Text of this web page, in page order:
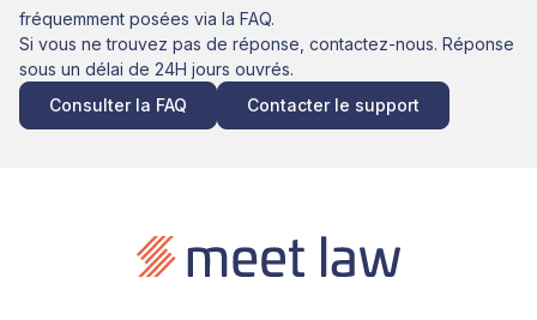
fréquemment posées via la FAQ.
Si vous ne trouvez pas de réponse, contactez-nous. Réponse
sous un délai de 24H jours ouvrés.
Consulter la FAQ
Contacter le support